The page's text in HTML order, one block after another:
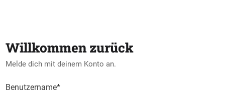
Willkommen zurück
Melde dich mit deinem Konto an.
Benutzername*